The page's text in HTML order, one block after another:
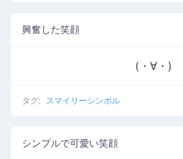
興奮した笑顔
(・∀・)
タグ: スマイリーシンボル
シンプルで可愛い笑顔